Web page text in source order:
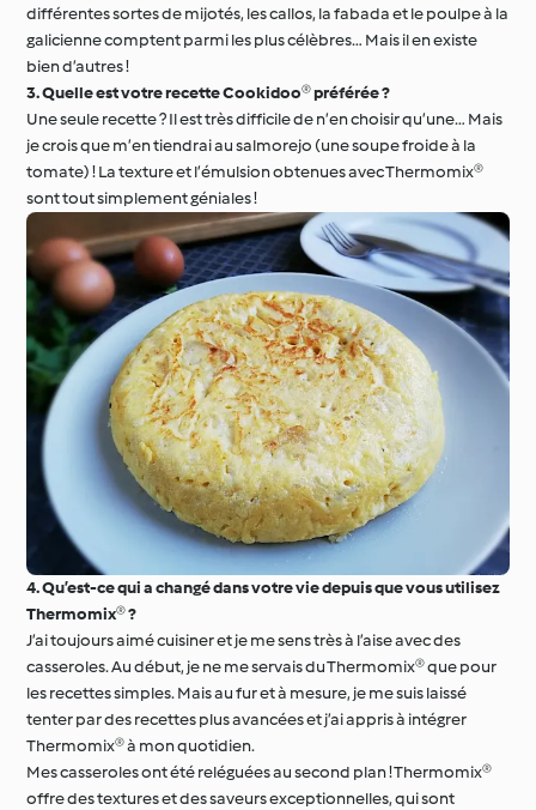
différentes sortes de mijotés, les callos, la fabada et le poulpe à la
galicienne comptent parmi les plus célèbres… Mais il en existe
bien d’autres !
3. Quelle est votre recette Cookidoo® préférée ?
Une seule recette ? Il est très difficile de n’en choisir qu’une… Mais
je crois que m’en tiendrai au salmorejo (une soupe froide à la
tomate) ! La texture et l’émulsion obtenues avec Thermomix®
sont tout simplement géniales !
4. Qu’est-ce qui a changé dans votre vie depuis que vous utilisez
Thermomix® ?
J’ai toujours aimé cuisiner et je me sens très à l’aise avec des
casseroles. Au début, je ne me servais du Thermomix® que pour
les recettes simples. Mais au fur et à mesure, je me suis laissé
tenter par des recettes plus avancées et j’ai appris à intégrer
Thermomix® à mon quotidien.
Mes casseroles ont été reléguées au second plan ! Thermomix®
offre des textures et des saveurs exceptionnelles, qui sont